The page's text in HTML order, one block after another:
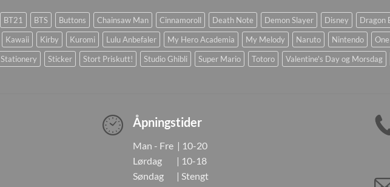
BT21 BTS Buttons Chainsaw Man Cinnamoroll Death Note Demon Slayer Disney Dragon
Kawaii Kirby Kuromi Lulu Anbefaler My Hero Academia My Melody Naruto Nintendo
Stationery Sticker Stort Priskutt! Studio Ghibli Super Mario Totoro Valentine's Day og Morsdag
Åpningstider
Man - Fre | 10-20
Lørdag | 10-18
Søndag | Stengt